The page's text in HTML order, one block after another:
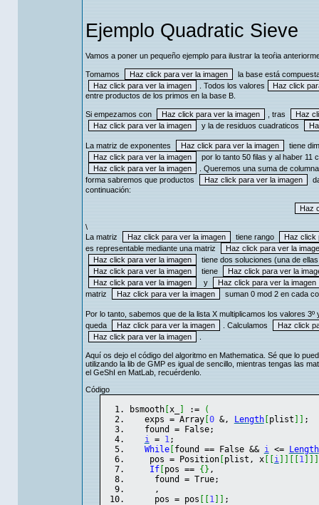
Ejemplo Quadratic Sieve
Vamos a poner un pequeño ejemplo para ilustrar la teoŕia
Tomamos
la base está
. Todos los valores
entre productos de los primos en la base B.
Si empezamos con
, tras
y la de residuos cuadraticos
La matriz de exponentes
tiene
por lo tanto 50 filas y al haber 11
. Queremos una suma de
forma sabremos que productos
continuación:
\
La matriz
tiene rango
es representable mediante una matriz
tiene dos soluciones (una de
tiene
y
matriz
suman 0 mod 2 en cada
Por lo tanto, sabemos que de la lista X multiplicamos los valores 3º
queda
. Calculamos
Aquí os dejo el código del algoritmo en Mathematica. Sé que lo
utilizando la lib de GMP es igual de sencillo, mientras tengas las
el GeShI en MatLab, recuérdenlo.
Código
bsmooth[ x_ :=
(
exps = Array[ 0 &, Length[ plist
;
found = False;
i = 1;
While[ found == False && i <= Length
pos = Position[ plist, x[ i] 1]
If[ pos == { } ,
found = True;
,
pos = pos
1]
;